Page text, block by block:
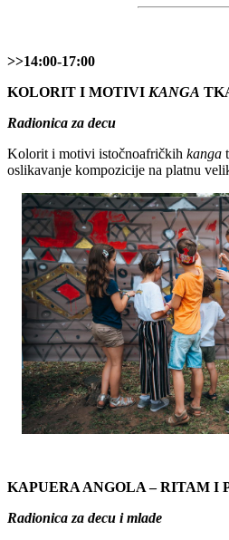
>>14:00-17:00
KOLORIT I MOTIVI KANGA
Radionica za decu
Kolorit i motivi istočnoafričkih kanga
oslikavanje kompozicije na platnu
KAPUERA ANGOLA – RITAM I
Radionica za decu i mlade